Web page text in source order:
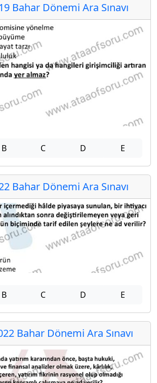
Bahar Dönemi Ara Sınavı
B C D E
Bahar Dönemi Ara Sınavı
B C D E
Bahar Dönemi Ara Sınavı